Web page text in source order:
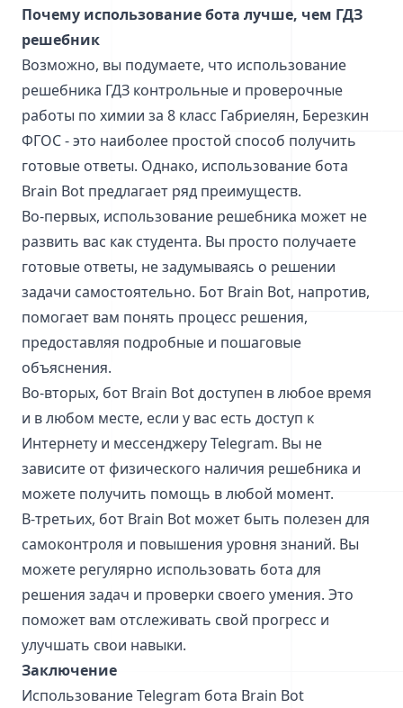
Почему использование бота лучше, чем ГДЗ
решебник
Возможно, вы подумаете, что использование
решебника ГДЗ контрольные и проверочные
работы по химии за 8 класс Габриелян, Березкин
ФГОС - это наиболее простой способ получить
готовые ответы. Однако, использование бота
Brain Bot предлагает ряд преимуществ.
Во-первых, использование решебника может не
развить вас как студента. Вы просто получаете
готовые ответы, не задумываясь о решении
задачи самостоятельно. Бот Brain Bot, напротив,
помогает вам понять процесс решения,
предоставляя подробные и пошаговые
объяснения.
Во-вторых, бот Brain Bot доступен в любое время
и в любом месте, если у вас есть доступ к
Интернету и мессенджеру Telegram. Вы не
зависите от физического наличия решебника и
можете получить помощь в любой момент.
В-третьих, бот Brain Bot может быть полезен для
самоконтроля и повышения уровня знаний. Вы
можете регулярно использовать бота для
решения задач и проверки своего умения. Это
поможет вам отслеживать свой прогресс и
улучшать свои навыки.
Заключение
Использование Telegram бота Brain Bot